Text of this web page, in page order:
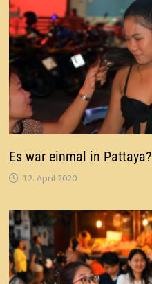
Es war einmal in Pattaya?
12. April 2020